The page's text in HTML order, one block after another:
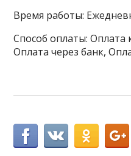
Время работы:
Способ оплаты: Оплата
Оплата через банк,